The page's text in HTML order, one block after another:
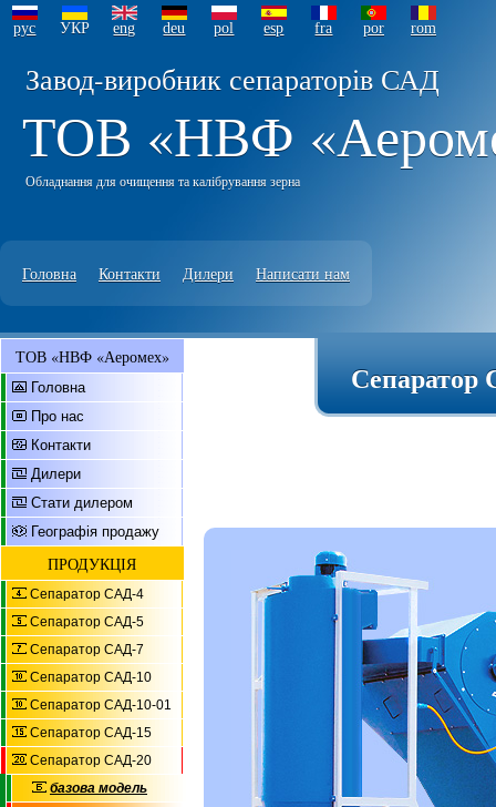
рус УКР eng deu pol esp fra por rom
Завод-виробник сепараторів САД
ТОВ «НВФ
Обладнання для очищення та калібрування зерна
Головна Контакти Дилери Написати нам
ТОВ «НВФ «Аеромех»
Головна
Про нас
Контакти
Дилери
Стати дилером
Географія продажу
ПРОДУКЦІЯ
Сепаратор САД-4
Сепаратор САД-5
Сепаратор САД-7
Сепаратор САД-10
Сепаратор САД-10-01
Сепаратор САД-15
Сепаратор САД-20
базова модель
Сепаратор